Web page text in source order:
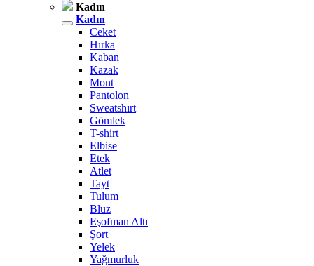
Kadın
Kadın
Ceket
Hırka
Kaban
Kazak
Mont
Pantolon
Sweatshırt
Gömlek
T-shirt
Elbise
Etek
Atlet
Tayt
Tulum
Bluz
Eşofman Altı
Şort
Yelek
Yağmurluk